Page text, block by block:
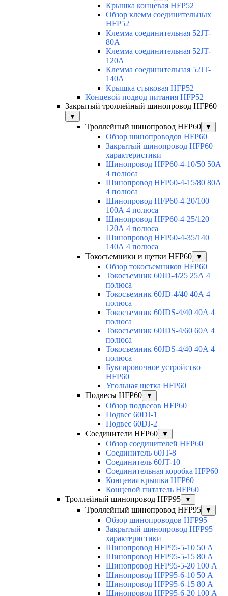
Крышка концевая HFP52
Обзор клемм соединительных
HFP52
Клемма соединительная 52JT-
80A
Клемма соединительная 52JT-
120A
Клемма соединительная 52JT-
140A
Крышка стыковая HFP52
Концевой подвод питания HFP52
Закрытый троллейный шинопровод HFP60
▼
Троллейный шинопровод HFP60 ▼
Обзор шинопроводов HFP60
Закрытый шинопровод HFP60
характеристики
Шинопровод HFP60-4-10/50 50А
4 полюса
Шинопровод HFP60-4-15/80 80А
4 полюса
Шинопровод HFP60-4-20/100
100А 4 полюса
Шинопровод HFP60-4-25/120
120А 4 полюса
Шинопровод HFP60-4-35/140
140А 4 полюса
Токосъемники и щетки HFP60
▼
Обзор токосъемников HFP60
Токосъемник 60JD-4/25 25А 4
полюса
Токосъемник 60JD-4/40 40А 4
полюса
Токосъемник 60JDS-4/40 40А 4
полюса
Токосъемник 60JDS-4/60 60А 4
полюса
Токосъемник 60JDS-4/40 40А 4
полюса
Буксировочное устройство
HFP60
Угольная щетка HFP60
Подвесы HFP60
▼
Обзор подвесов HFP60
Подвес 60DJ-1
Подвес 60DJ-2
Соединители HFP60
▼
Обзор соединителей HFP60
Соединитель 60JT-8
Соединитель 60JT-10
Соединительная коробка HFP60
Концевая крышка HFP60
Концевой питатель HFP60
Троллейный шинопровод HFP95
▼
Троллейный шинопровод HFP95 ▼
Обзор шинопроводов HFP95
Закрытый шинопровод HFP95
характеристики
Шинопровод HFP95-5-10 50 А
Шинопровод HFP95-5-15 80 А
Шинопровод HFP95-5-20 100 А
Шинопровод HFP95-6-10 50 А
Шинопровод HFP95-6-15 80 А
Шинопровод HFP95-6-20 100 А